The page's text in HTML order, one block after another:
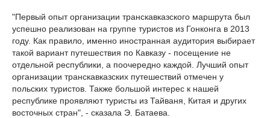
"Первый опыт организации транскавказского маршрута был
успешно реализован на группе туристов из Гонконга в 2013
году. Как правило, именно иностранная аудитория выбирает
такой вариант путешествия по Кавказу - посещение не
отдельной республики, а поочередно каждой. Лучший опыт
организации транскавказских путешествий отмечен у
польских туристов. Также большой интерес к нашей
республике проявляют туристы из Тайваня, Китая и других
восточных стран", - сказала Э. Батаева.